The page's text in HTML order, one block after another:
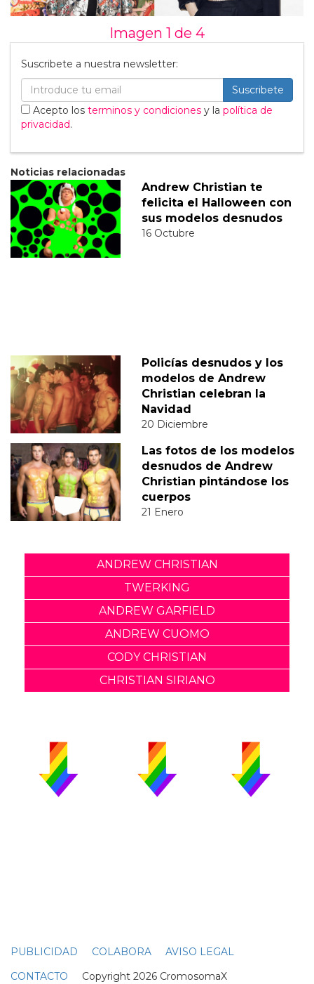
Imagen 1 de 4
Suscribete a nuestra newsletter:
Suscribete
Acepto los terminos y condiciones y la política de
privacidad.
Noticias relacionadas
Andrew Christian te
felicita el Halloween con
sus modelos desnudos
16 Octubre
Policías desnudos y los
modelos de Andrew
Christian celebran la
Navidad
20 Diciembre
Las fotos de los modelos
desnudos de Andrew
Christian pintándose los
cuerpos
21 Enero
ANDREW CHRISTIAN
TWERKING
ANDREW GARFIELD
ANDREW CUOMO
CODY CHRISTIAN
CHRISTIAN SIRIANO
PUBLICIDAD COLABORA
AVISO LEGAL
CONTACTO Copyright 2026 CromosomaX